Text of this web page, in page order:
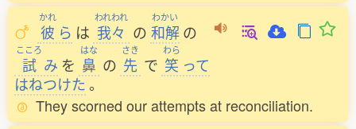
かれ
彼 ら は
われわれ
我々 の
わかい
和解 の
こころ
試 み を
はな
鼻 の
さき
先 で
わら
笑 って
はねつけた。
They scorned our attempts at reconciliation.